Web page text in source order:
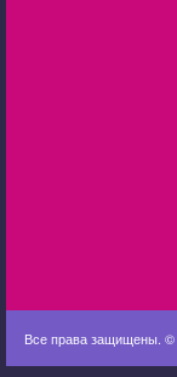
Все права защищены. ©